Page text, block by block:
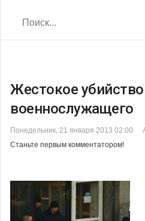
Жестокое
военнослужащего
Понедельник, 21 января 2013 02:00
Станьте первым комментатором!